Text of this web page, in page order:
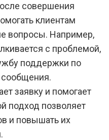
совершения
клиентам
вопросы. Например,
с проблемой,
поддержки по
сообщения.
заявку и помогает
подход позволяет
и повышать их